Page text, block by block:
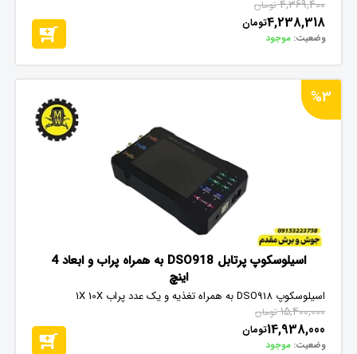
4,369,400 تومان
4,238,318تومان
وضعیت: موجود
%3
اسیلوسکوپ پرتابل DSO918 به همراه پراب و ابعاد 4
اینچ
اسیلوسکوپ DSO918 به همراه تغذیه و یک عدد پراب 1X 10X
15,400,000 تومان
14,938,000تومان
وضعیت: موجود